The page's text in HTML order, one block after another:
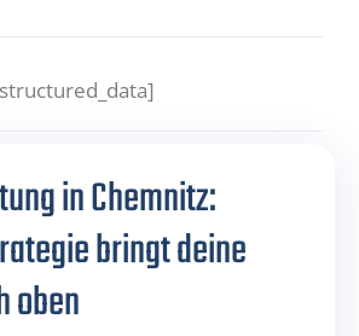
in Chemnitz:
bringt deine
oben